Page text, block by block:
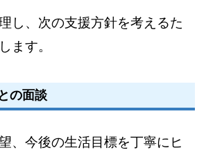
し、次の支援方針を考えるた
ます。
の面談
、今後の生活目標を丁寧にヒ